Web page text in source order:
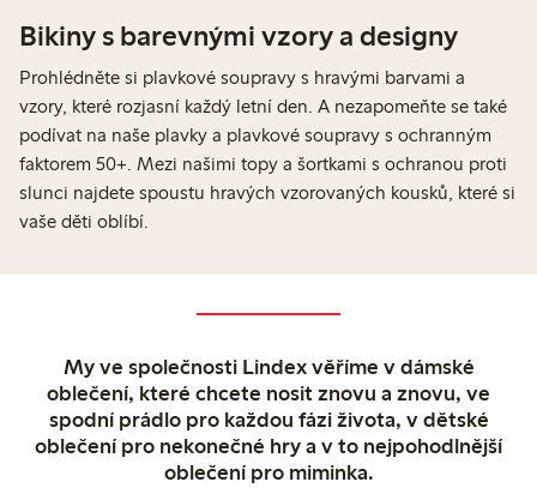
Bikiny s barevnými vzory a designy
Prohlédněte si plavkové soupravy s hravými barvami a
vzory, které rozjasní každý letní den. A nezapomeňte se také
podívat na naše plavky a plavkové soupravy s ochranným
faktorem 50+. Mezi našimi topy a šortkami s ochranou proti
slunci najdete spoustu hravých vzorovaných kousků, které si
vaše děti oblíbí.
My ve společnosti Lindex věříme v dámské
oblečení, které chcete nosit znovu a znovu, ve
spodní prádlo pro každou fázi života, v dětské
oblečení pro nekonečné hry a v to nejpohodlnější
oblečení pro miminka.